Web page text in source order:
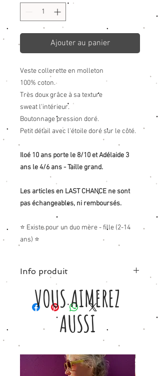
Ajouter au panier
Veste collerette en molleton
100% coton.
Très doux grâce à sa texture
sweat l'intérieur.
Boutonnage pression doré.
Petit détail avec l'étoile doré sur le côté.
Iloé 10 ans porte le 8/10 et Adélaide 3
ans le 4/6 ans - Taille grand.
Les articles en LAST CHANCE ne sont
pas échangeables, ni remboursés.
⭐ Existe pour un duo mère - fille (2-14
ans) ⭐
Info produit
100% COTON (texture sweat à l'intérieur)
2 ans (32cm poitrine - 32cm
longueur)
4/6 ans (34cm poitrine - 37cm
longueur)
6/8 ans (36cm poitrine - 42cm
longueur)
8/10 ans (39cm poitrine - 46cm
VOUS AIMEREZ
AUSSI